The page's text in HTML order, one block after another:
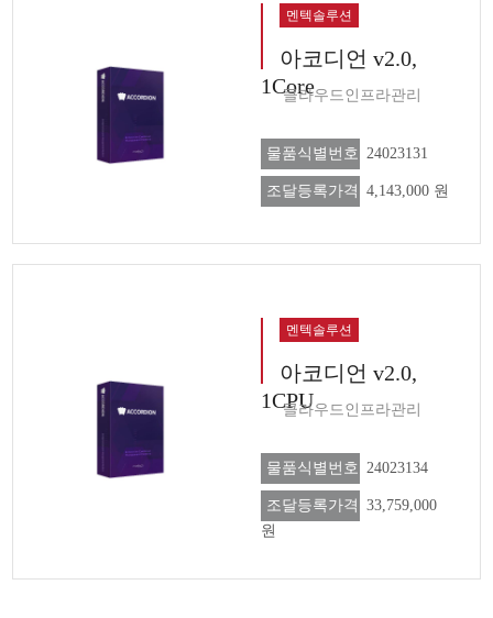
멘텍솔루션
아코디언 v2.0,
1Core
클라우드인프라관리
물품식별번호 24023131
조달등록가격 4,143,000 원
멘텍솔루션
아코디언 v2.0,
1CPU
클라우드인프라관리
물품식별번호 24023134
조달등록가격 33,759,000
원